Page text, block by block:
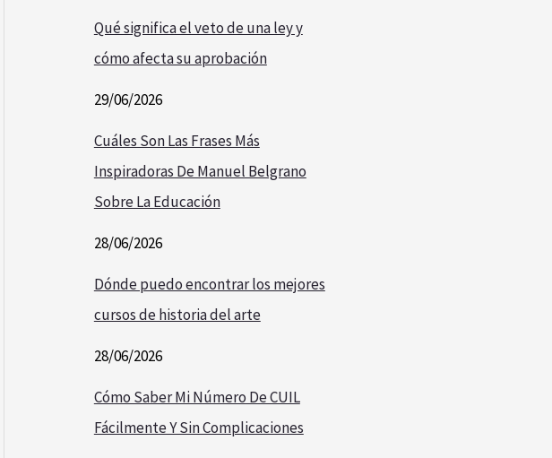
Qué significa el veto de una ley y
cómo afecta su aprobación
29/06/2026
Cuáles Son Las Frases Más
Inspiradoras De Manuel Belgrano
Sobre La Educación
28/06/2026
Dónde puedo encontrar los mejores
cursos de historia del arte
28/06/2026
Cómo Saber Mi Número De CUIL
Fácilmente Y Sin Complicaciones